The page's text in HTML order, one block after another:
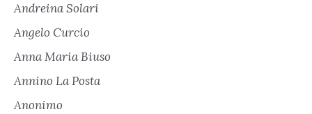
Andreina Solari
Angelo Curcio
Anna Maria Biuso
Annino La Posta
Anonimo